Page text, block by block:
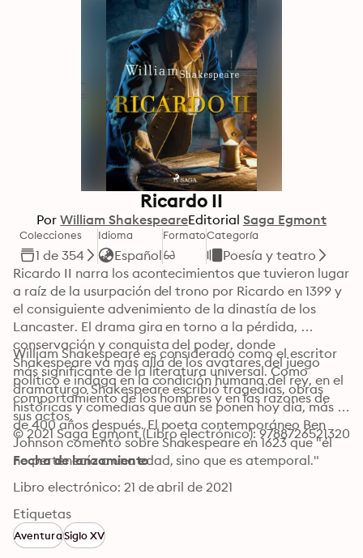
Ricardo II
Por William ShakespeareEditorial Saga Egmont
Colecciones
1 de 354
Idioma
Español
FormatoCategoría
Poesía y teatro
Ricardo II narra los acontecimientos que tuvieron lugar
a raíz de la usurpación del trono por Ricardo en 1399 y
el consiguiente advenimiento de la dinastía de los
Lancaster. El drama gira en torno a la pérdida,
conservación y conquista del poder, donde
Shakespeare va más allá de los avatares del juego
político e indaga en la condición humana del rey, en el
comportamiento de los hombres y en las razones de
sus actos.
William Shakespeare es considerado como el escritor
más significante de la literatura universal. Como
dramaturgo Shakespeare escribió tragedias, obras
históricas y comedias que aún se ponen hoy día, más
de 400 años después. El poeta contemporáneo Ben
Johnson comentó sobre Shakespeare en 1623 que "él
no pertenecía a una edad, sino que es atemporal."
© 2021 Saga Egmont (Libro electrónico): 9788726521320
Fecha de lanzamiento
Libro electrónico: 21 de abril de 2021
Etiquetas
AventuraSiglo XV